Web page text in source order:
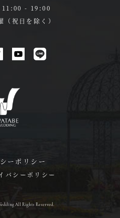
11:00 - 19:00
祝日を除く）
ーポリシー
バシーポリシー
All Rights Reserved.